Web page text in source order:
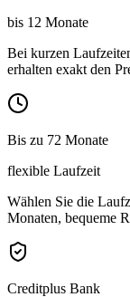
bis 12 Monate
Bei kurzen
erhalten exakt den
Bis zu 72 Monate
flexible Laufzeit
Wählen Sie die
Monaten, bequeme
Creditplus Bank